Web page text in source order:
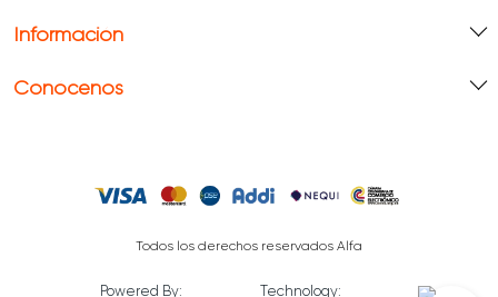
Información
Conócenos
Todos los derechos reservados Alfa
Powered By: Technology: